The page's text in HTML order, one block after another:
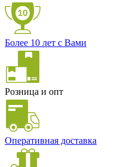
Более 10 лет с Вами
Розница и опт
Оперативная доставка